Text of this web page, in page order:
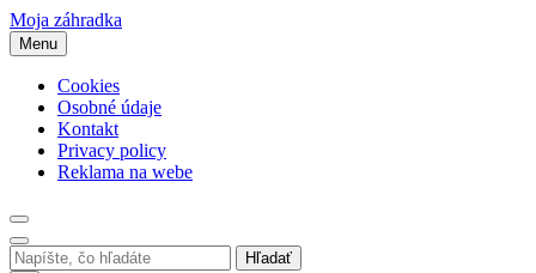
Skip
to
content
Moja záhradka
Menu
Cookies
Osobné údaje
Kontakt
Privacy policy
Reklama na webe